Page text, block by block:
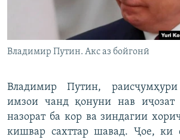
Владимир Путин. Акс аз бойгонӣ
Владимир Путин,
имзои чанд қонуни нав иҷозат
назорат ба кор ва зиндагии
кишвар сахттар шавад. Ҷое, ки